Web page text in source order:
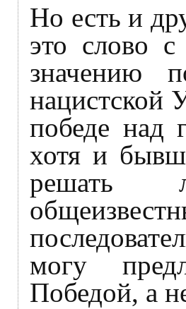
Но есть и
это слово
значению
нацистской
победе над
хотя и
решать
могу
Победой, а